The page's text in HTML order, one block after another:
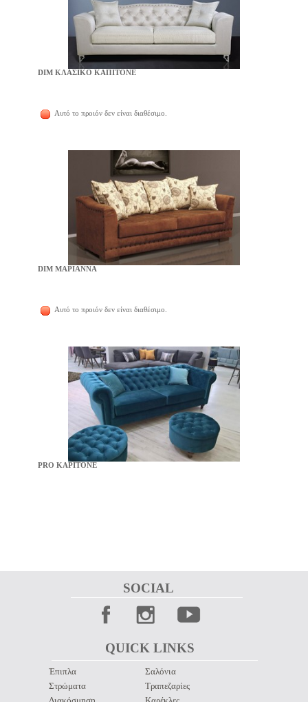
DIM ΚΛΑΣΙΚΟ ΚΑΠΙΤΟΝΕ
Αυτό το προιόν δεν είναι διαθέσιμο.
DIM ΜΑΡΙΑΝΝΑ
Αυτό το προιόν δεν είναι διαθέσιμο.
PRO KAPITONE
QUICK LINKS
SOCIAL
Έπιπλα
Στρώματα
Σαλόνια
Τραπεζαρίες